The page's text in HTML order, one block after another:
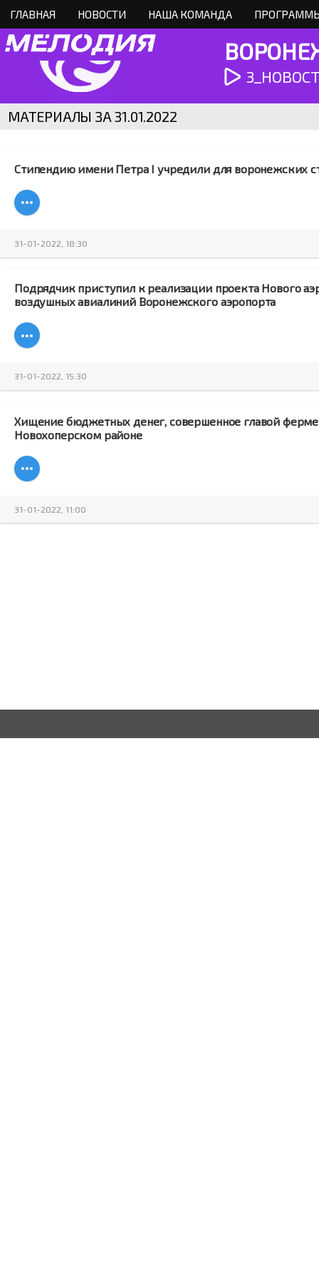
ГЛАВНАЯ НОВОСТИ НАША КОМАНДА
МАТЕРИАЛЫ ЗА 31.01.2022
Стипендию имени Петра I учредили для воронежских
31-01-2022, 18:30
Подрядчик приступил к реализации проекта Нового
воздушных авиалиний Воронежского аэропорта
31-01-2022, 15:30
Хищение бюджетных денег, совершенное главой
Новохоперском районе
31-01-2022, 11:00